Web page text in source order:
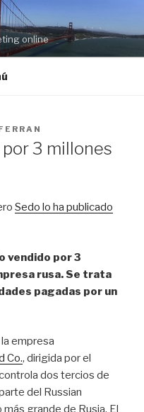
online
3 millones
Sedo lo ha publicado
vendido por 3
rusa. Se trata
pagadas por un
empresa
Co., dirigida por el
dos tercios de
del Russian
grande de Rusia. El